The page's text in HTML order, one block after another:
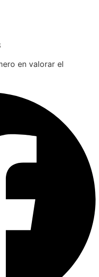
en valorar el